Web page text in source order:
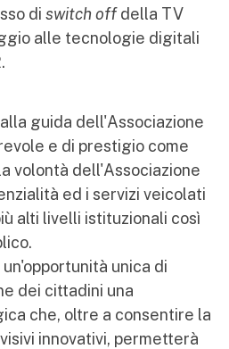
di switch offdella TV
alle tecnologie digitali
guida dell'Associazione
e di prestigio come
volontà dell'Associazione
ed i servizi veicolati
alti livelli istituzionali così
unica di
dei cittadini una
che, oltre a consentire la
innovativi, permetterà